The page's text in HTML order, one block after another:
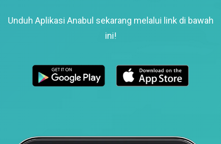
Unduh Aplikasi Anabul sekarang melalui link di bawah
ini!